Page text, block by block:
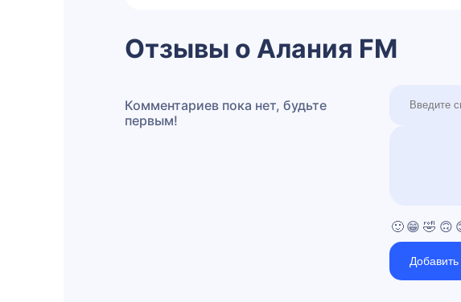
Отзывы о Алания FM
🙂 😁 🤣 🙃
Комментариев пока нет, будьте
первым!